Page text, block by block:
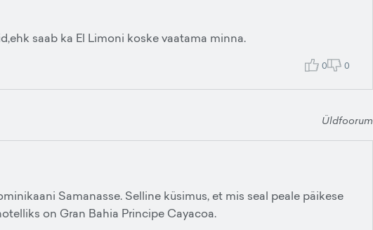
saab ka El Limoni koske vaatama minna.
0 0
Üldfoorum
Samanasse. Selline küsimus, et mis seal peale päikese
on Gran Bahia Principe Cayacoa.